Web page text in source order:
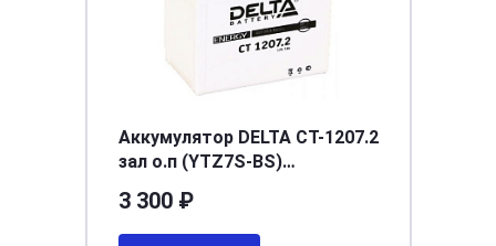
Аккумулятор DELTA СТ-1207.2
зал о.п (YTZ7S-BS)
3 300 ₽